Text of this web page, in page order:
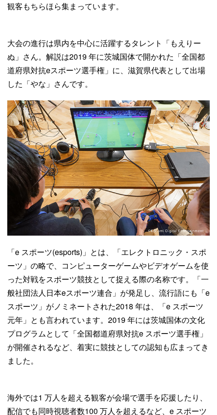
観客もちらほら集まっています。
大会の進行は県内を中心に活躍するタレント「もえりー
ぬ」さん。解説は2019 年に茨城国体で開かれた「全国都
道府県対抗eスポーツ選手権」に、滋賀県代表として出場
した「やな」さんです。
「e スポーツ(esports)」とは、「エレクトロニック・スポ
ーツ」の略で、コンピューターゲームやビデオゲームを使
った対戦をスポーツ競技として捉える際の名称です。「一
般社団法人日本eスポーツ連合」が発足し、流行語にも「e
スポーツ」がノミネートされた2018 年は、「e スポーツ
元年」とも言われています。2019 年には茨城国体の文化
プログラムとして「全国都道府県対抗e スポーツ選手権」
が開催されるなど、着実に競技としての認知も広まってき
ました。
海外では1 万人を超える観客が会場で選手を応援したり、
配信でも同時視聴者数100 万人を超えるなど、e スポーツ